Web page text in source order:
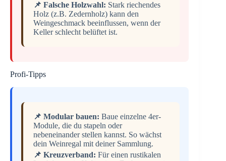
📌 Falsche Holzwahl: Stark riechendes
Holz (z.B. Zedernholz) kann den
Weingeschmack beeinflussen, wenn der
Keller schlecht belüftet ist.
Profi-Tipps
📌 Modular bauen: Baue einzelne 4er-
Module, die du stapeln oder
nebeneinander stellen kannst. So wächst
dein Weinregal mit deiner Sammlung.
📌 Kreuzverband: Für einen rustikalen